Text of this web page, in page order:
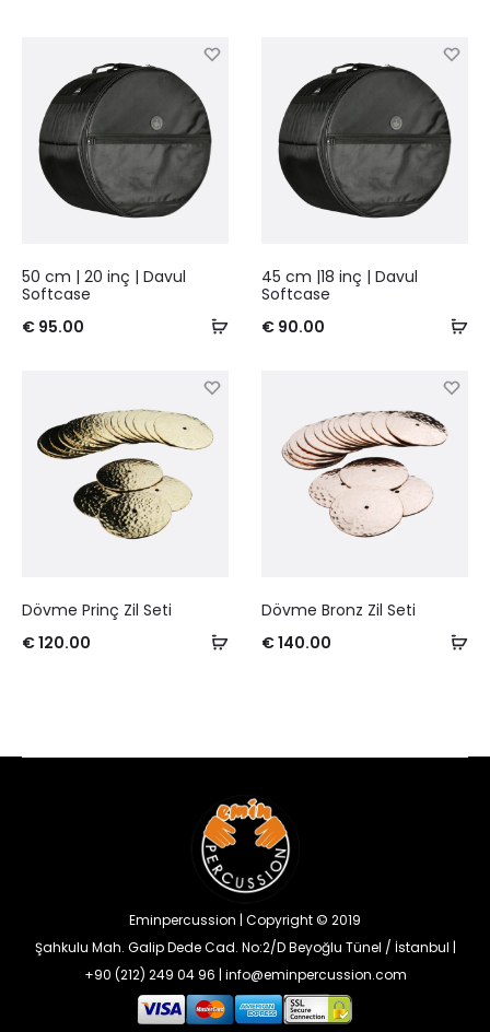
50 cm | 20 inç | Davul
Softcase
€ 95.00
45 cm |18 inç | Davul
Softcase
€ 90.00
Dövme Prinç Zil Seti
€120.00
Dövme Bronz Zil Seti
€140.00
Eminpercussion | Copyright © 2019
Şahkulu Mah. Galip Dede Cad. No:2/D Beyoğlu Tünel / İstanbul |
+90 (212) 249 04 96 | info@eminpercussion.com